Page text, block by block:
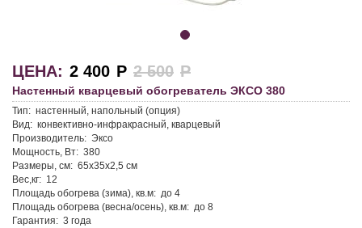
ЦЕНА: 2 400 Р 2 500 Р
Настенный кварцевый обогреватель ЭКСО 380
Тип: настенный, напольный (опция)
Вид: конвективно-инфракрасный, кварцевый
Производитель: Эксо
Мощность, Вт: 380
Размеры, см: 65х35х2,5 см
Вес,кг: 12
Площадь обогрева (зима), кв.м: до 4
Площадь обогрева (весна/осень), кв.м: до 8
Гарантия: 3 года